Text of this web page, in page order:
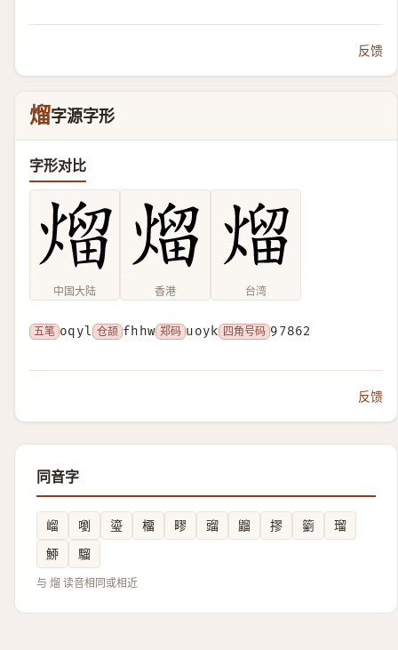
反馈
熘字源字形
字形对比
中国大陆 香港 台湾
五笔 oqyl 仓颉 fhhw 郑码 uoyk 四角号码 97862
反馈
同音字
嵧 嚠 瑬 橊 疁 䝀 䶉 摎 䉧
瑠
䱖
騮
与 熘 读音相同或相近